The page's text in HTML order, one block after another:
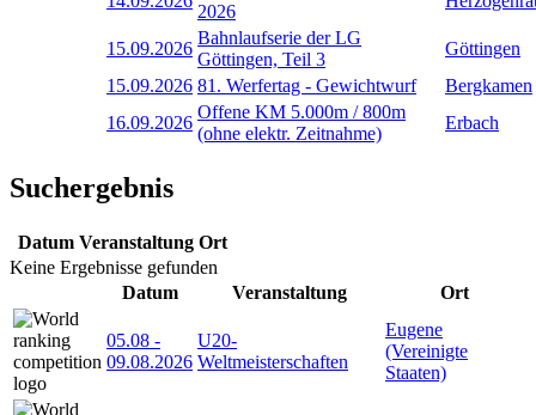
2026
15.09.2026
Bahnlaufserie der LG
Göttingen, Teil 3
Göttingen
15.09.2026 81. Werfertag - Gewichtwurf
Bergkamen
16.09.2026
Offene KM 5.000m / 800m
(ohne elektr. Zeitnahme)
Erbach
Suchergebnis
Datum Veranstaltung Ort
Keine Ergebnisse gefunden
Datum
Veranstaltung Ort
05.08 -
09.08.2026
U20-
Weltmeisterschaften
Eugene
(Vereinigte
Staaten)